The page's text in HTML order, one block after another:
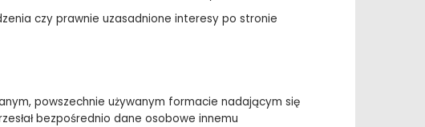
czy prawnie uzasadnione interesy po stronie
powszechnie używanym formacie nadającym się
bezpośrednio dane osobowe innemu